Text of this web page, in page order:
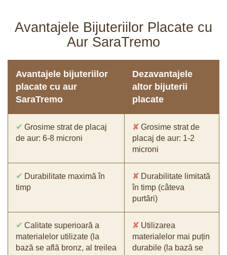
Avantajele Bijuteriilor Placate cu
Aur SaraTremo
Avantajele bijuteriilor
placate cu aur
SaraTremo
Dezavantajele
altor bijuterii
placate
✔ Grosime strat de placaj
de aur: 6-8 microni
✘ Grosime strat de
placaj de aur: 1-2
microni
✔ Durabilitate maximă în
timp
✘ Durabilitate limitată
în timp (câteva
purtări)
✔ Calitate superioară a
materialelor utilizate (la
bază se află bronz, al treilea
✘ Utilizarea
materialelor mai puțin
durabile (la bază se